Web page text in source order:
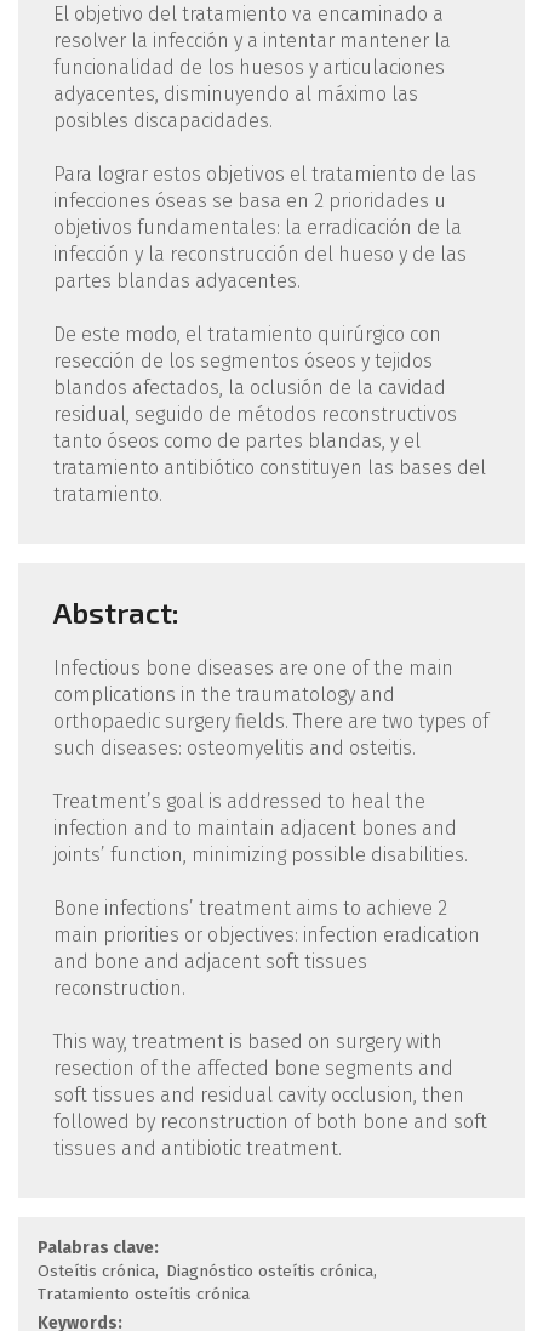
El objetivo del tratamiento va encaminado a
resolver la infección y a intentar mantener la
funcionalidad de los huesos y articulaciones
adyacentes, disminuyendo al máximo las
posibles discapacidades.
Para lograr estos objetivos el tratamiento de las
infecciones óseas se basa en 2 prioridades u
objetivos fundamentales: la erradicación de la
infección y la reconstrucción del hueso y de las
partes blandas adyacentes.
De este modo, el tratamiento quirúrgico con
resección de los segmentos óseos y tejidos
blandos afectados, la oclusión de la cavidad
residual, seguido de métodos reconstructivos
tanto óseos como de partes blandas, y el
tratamiento antibiótico constituyen las bases del
tratamiento.
Abstract:
Infectious bone diseases are one of the main
complications in the traumatology and
orthopaedic surgery fields. There are two types of
such diseases: osteomyelitis and osteitis.
Treatment’s goal is addressed to heal the
infection and to maintain adjacent bones and
joints’ function, minimizing possible disabilities.
Bone infections’ treatment aims to achieve 2
main priorities or objectives: infection eradication
and bone and adjacent soft tissues
reconstruction.
This way, treatment is based on surgery with
resection of the affected bone segments and
soft tissues and residual cavity occlusion, then
followed by reconstruction of both bone and soft
tissues and antibiotic treatment.
Palabras clave:
Osteítis crónica Diagnóstico osteítis crónica
Tratamiento osteítis crónica
Keywords: